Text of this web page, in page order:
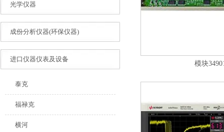
光学仪器
成份分析仪器(环保仪器)
进口仪器仪表及设备
泰克
福禄克
横河
模块